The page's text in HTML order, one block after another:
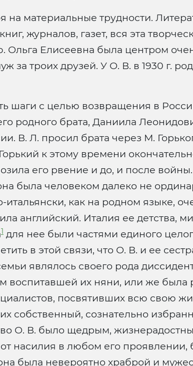
материальные трудности.
журналов, газет, вся эта
Ольга Елисеевна была центром
троих друзей. У О. В. в 1930 г.
шаги с целью возвращения в
родного брата, Даниила
В. Л. просил брата через М.
к этому времени
его рвение и до, и после
была человеком далеко не
как на родном языке,
английский. Италия ее детства,
1 для нее были частями единого
в этой связи, что О. В. и ее
являлось своего рода
воспитавшей их няни, или же была
посвятивших всю свою
собственный, сознательно
О. В. было щедрым,
насилия в любом его
была невероятно храброй и